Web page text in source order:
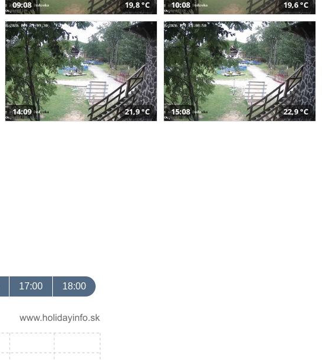
09:08 19,8 °C 10:08 19,6 °C
14:09 21,9 °C 15:08 22,9 °C
17:00 18:00